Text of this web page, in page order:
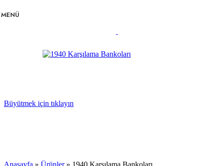
MENÜ
Büyütmek için tıklayın
Anasayfa » Ürünler» 1940 Karşılama Bankoları